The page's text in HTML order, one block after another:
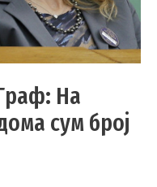
На
сум број